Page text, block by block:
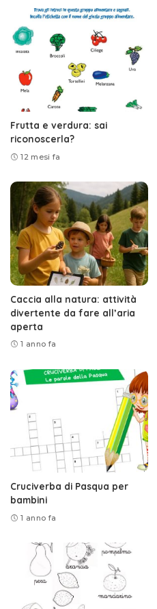
Frutta e verdura: sai
riconoscerla?
12 mesi fa
Caccia alla natura: attività
divertente da fare all’aria
aperta
1 anno fa
Cruciverba di Pasqua per
bambini
1 anno fa